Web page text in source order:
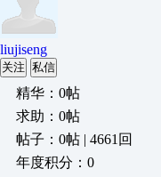
liujiseng
关注 私信
精华：0帖
求助：0帖
帖子：0帖 | 4661回
年度积分：0